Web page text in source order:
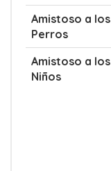
Amistoso a los
Perros
Amistoso a los
Niños